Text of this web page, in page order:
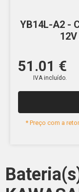
YB14L-A2 -
51.01 €
IVA incluído.
* Preço com a